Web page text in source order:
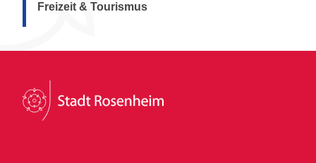
Freizeit & Tourismus